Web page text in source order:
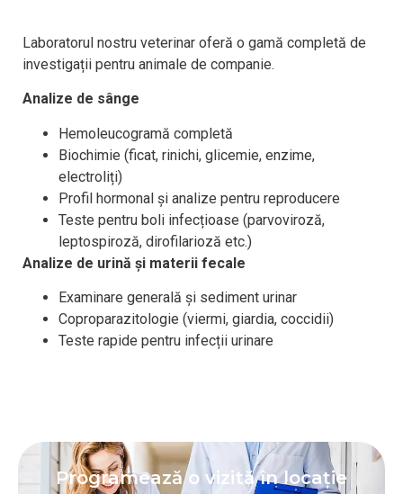
Laboratorul nostru veterinar oferă o gamă completă de
investigații pentru animale de companie.
Analize de sânge
Hemoleucogramă completă
Biochimie (ficat, rinichi, glicemie, enzime,
electroliți)
Profil hormonal și analize pentru reproducere
Teste pentru boli infecțioase (parvoviroză,
leptospiroză, dirofilarioză etc.)
Analize de urină și materii fecale
Examinare generală și sediment urinar
Coproparazitologie (viermi, giardia, coccidii)
Teste rapide pentru infecții urinare
Programează o vizită în locație